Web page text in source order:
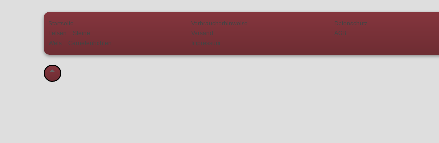
Startseite
Felsen + Steine
Wels + Garnelenhöhlen
Verbraucherhinweise
Versand
Impressum
Datenschutz
AGB